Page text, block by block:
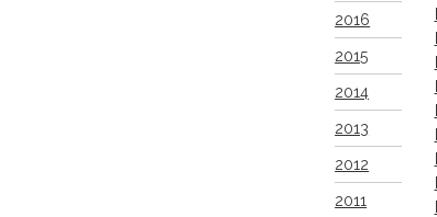
2016
2015
2014
2013
2012
2011